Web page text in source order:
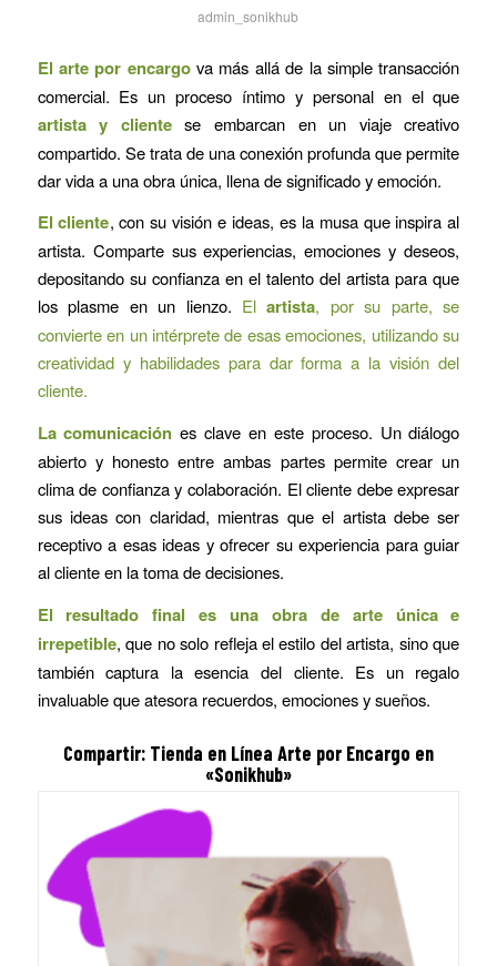
admin_sonikhub
El arte por encargova más allá de la simple transacción
comercial. Es un proceso íntimo y personal en el que
artista y clientese embarcan en un viaje creativo
compartido. Se trata de una conexión profunda que permite
dar vida a una obra única, llena de significado y emoción.
El cliente, con su visión e ideas, es la musa que inspira al
artista. Comparte sus experiencias, emociones y deseos,
depositando su confianza en el talento del artista para que
los plasme en un lienzo. Elartista, por su parte, se
convierte en un intérprete de esas emociones, utilizando su
creatividad y habilidades para dar forma a la visión del
cliente.
La comunicación es clave en este proceso. Un diálogo
abierto y honesto entre ambas partes permite crear un
clima de confianza y colaboración. El cliente debe expresar
sus ideas con claridad, mientras que el artista debe ser
receptivo a esas ideas y ofrecer su experiencia para guiar
al cliente en la toma de decisiones.
El resultado final es una obra de arte única e
irrepetible, que no solo refleja el estilo del artista, sino que
también captura la esencia del cliente. Es un regalo
invaluable que atesora recuerdos, emociones y sueños.
Compartir: Tienda en Línea Arte por Encargo en
«Sonikhub»